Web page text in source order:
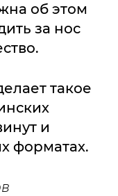
об этом
за нос
такое
и
форматах.